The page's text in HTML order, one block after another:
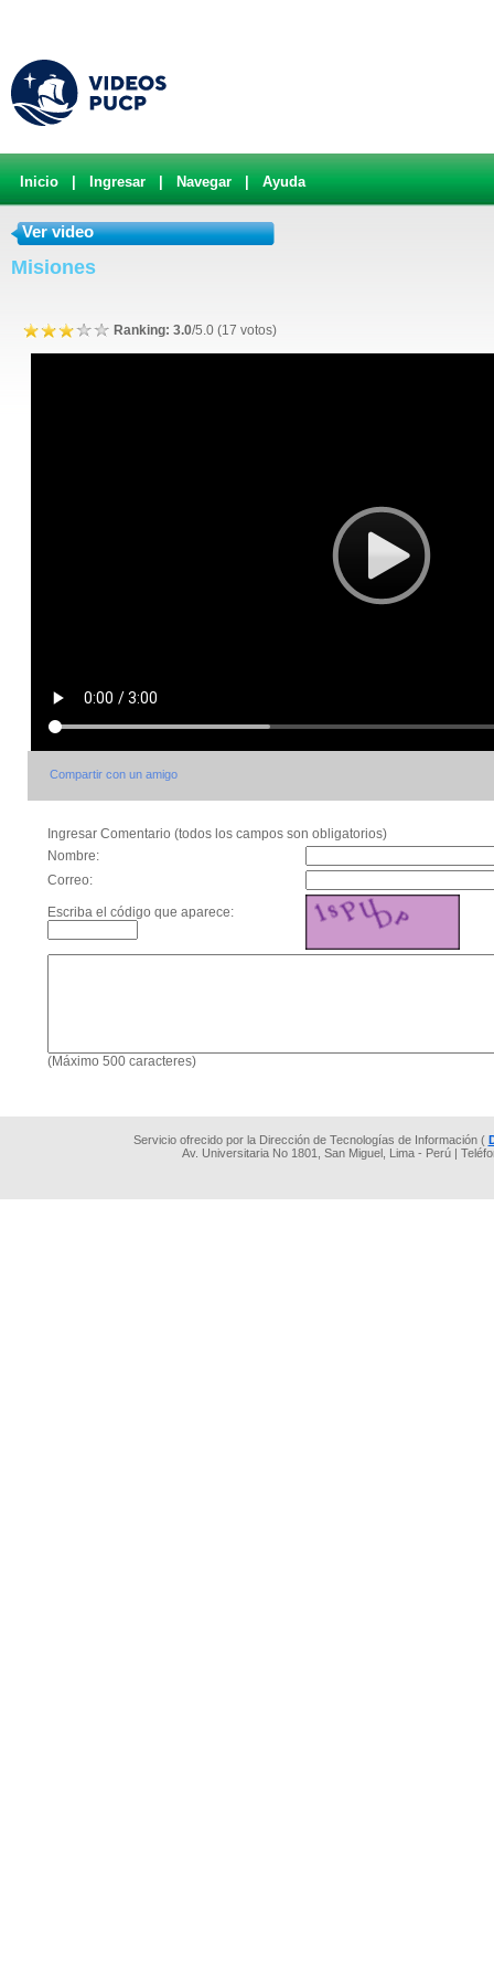
Inicio Ingresar Navegar Ayuda
Ver video
Misiones
Ranking: 3.0/5.0 (17 votos)
Compartir con un amigo
Ingresar Comentario (todos los campos son obligatorios)
Nombre:
Correo:
Escriba el código que aparece:
(Máximo 500 caracteres)
Servicio ofrecido por la Dirección de Tecnologías de Información (
Av. Universitaria No 1801, San Miguel, Lima - Perú |